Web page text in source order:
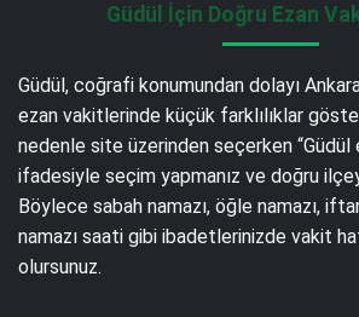
Güdül İçin Doğru Ezan
Güdül, coğrafi konumundan dolayı
ezan vakitlerinde küçük farklılıklar
nedenle site üzerinden seçerken “Güdül
ifadesiyle seçim yapmanız ve doğru
Böylece sabah namazı, öğle namazı,
namazı saati gibi ibadetlerinizde vakit
olursunuz.